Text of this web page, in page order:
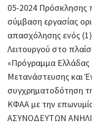
05-2024
σύμβαση εργασίας
απασχόλησης ενός
Λειτουργού στο
«Πρόγραμμα Ελλάδας
Μετανάστευσης και
συγχρηματοδότηση
ΚΦΑΑ με την
ΑΣΥΝΟΔΕΥΤΩΝ